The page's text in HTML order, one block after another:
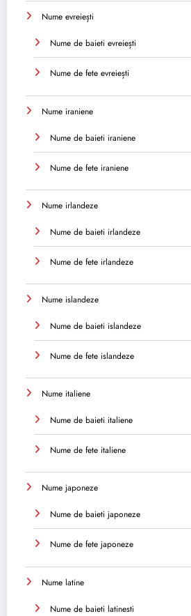
Nume evreiești
Nume de baieti evreiești
Nume de fete evreiești
Nume iraniene
Nume de baieti iraniene
Nume de fete iraniene
Nume irlandeze
Nume de baieti irlandeze
Nume de fete irlandeze
Nume islandeze
Nume de baieti islandeze
Nume de fete islandeze
Nume italiene
Nume de baieti italiene
Nume de fete italiene
Nume japoneze
Nume de baieti japoneze
Nume de fete japoneze
Nume latine
Nume de baieti latinesti